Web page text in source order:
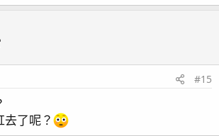
麼看到你總是會想笑
新，結果發現每張照片都那麼模糊
一直停不下來，超難拍的
剛剛開燈的時候牠比較不會動
平時牠一定是靜不下來了
牠沒事啦～不用擔心喔
#15
了呢？